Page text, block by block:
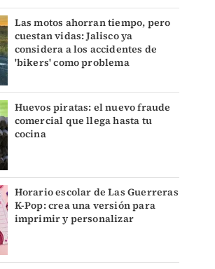
Las motos ahorran tiempo, pero
cuestan vidas: Jalisco ya
considera a los accidentes de
'bikers' como problema
Huevos piratas: el nuevo fraude
comercial que llega hasta tu
cocina
Horario escolar de Las Guerreras
K-Pop: crea una versión para
imprimir y personalizar